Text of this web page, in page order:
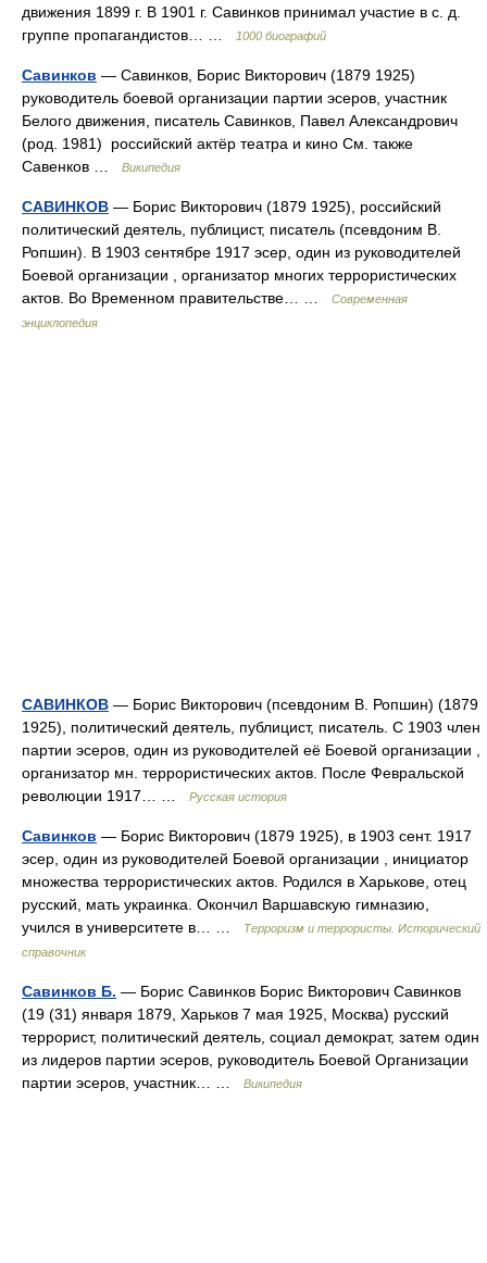
движения 1899 г. В 1901 г. Савинков принимал участие в с. д.
группе пропагандистов… …
1000 биографий
Савинков — Савинков, Борис Викторович (1879 1925)
руководитель боевой организации партии эсеров, участник
Белого движения, писатель Савинков, Павел Александрович
(род. 1981) российский актёр театра и кино См. также
Савенков …
Википедия
САВИНКОВ — Борис Викторович (1879 1925), российский
политический деятель, публицист, писатель (псевдоним В.
Ропшин). В 1903 сентябре 1917 эсер, один из руководителей
Боевой организации , организатор многих террористических
актов. Во Временном правительстве… …
Современная
энциклопедия
САВИНКОВ — Борис Викторович (псевдоним В. Ропшин) (1879
1925), политический деятель, публицист, писатель. С 1903 член
партии эсеров, один из руководителей её Боевой организации ,
организатор мн. террористических актов. После Февральской
революции 1917… …
Русская история
Савинков — Борис Викторович (1879 1925), в 1903 сент. 1917
эсер, один из руководителей Боевой организации , инициатор
множества террористических актов. Родился в Харькове, отец
русский, мать украинка. Окончил Варшавскую гимназию,
учился в университете в… …
Терроризм и террористы. Исторический
справочник
Савинков Б. — Борис Савинков Борис Викторович Савинков
(19 (31) января 1879, Харьков 7 мая 1925, Москва) русский
террорист, политический деятель, социал демократ, затем один
из лидеров партии эсеров, руководитель Боевой Организации
партии эсеров, участник… …
Википедия